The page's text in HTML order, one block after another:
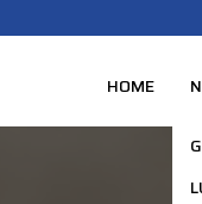
HOME